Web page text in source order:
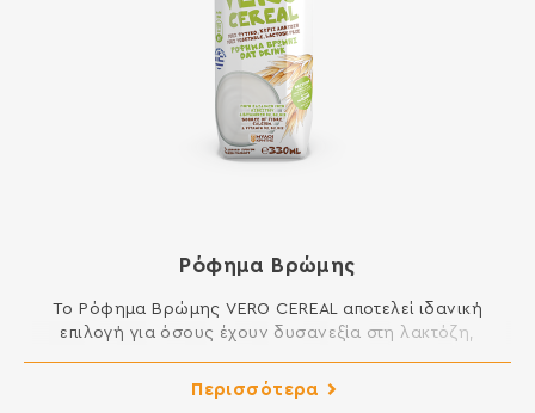
Ρόφημα Βρώμης
Το Ρόφημα Βρώμης VERO CEREAL αποτελεί ιδανική
επιλογή για όσους έχουν δυσανεξία στη λακτόζη,
χαμηλών λιπαρών. Είναι κατάλληλο για άμεση
Περισσότερα